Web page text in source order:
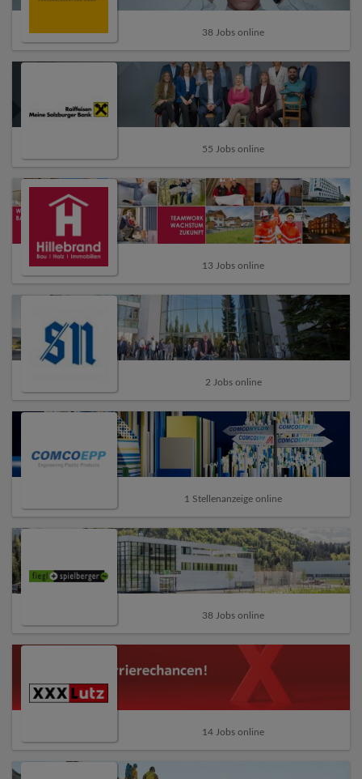
38 Jobs online
55 Jobs online
13 Jobs online
2 Jobs online
1 Stellenanzeige online
38 Jobs online
14 Jobs online